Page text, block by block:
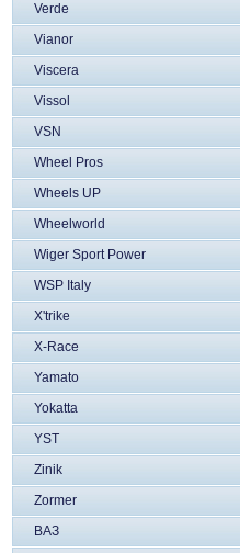
Verde
Vianor
Viscera
Vissol
VSN
Wheel Pros
Wheels UP
Wheelworld
Wiger Sport Power
WSP Italy
X'trike
X-Race
Yamato
Yokatta
YST
Zinik
Zormer
ВАЗ